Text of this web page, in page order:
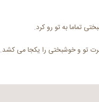
تماما به تو رو کرد.
تو و خوشبختی را یکجا می کشد.